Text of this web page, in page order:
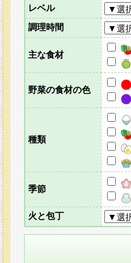
レベル
調理時間
主な食材
野菜の食材の色
種類
季節
火と包丁